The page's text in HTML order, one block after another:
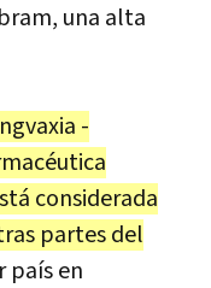
una alta
-
considerada
partes del
país en